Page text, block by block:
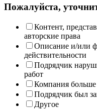
Пожалуйста,
Контент,
авторские права
Описание и/или
действительности
Подрядчик
работ
Компания больше
Подрядчик был
Другое